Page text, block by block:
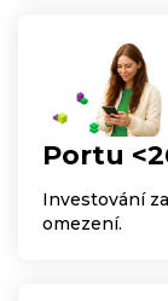
Portu
Investování
omezení.